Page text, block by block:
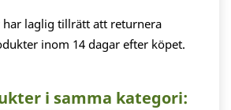
har laglig tillrätt att returnera
inom 14 dagar efter köpet.
i samma kategori: